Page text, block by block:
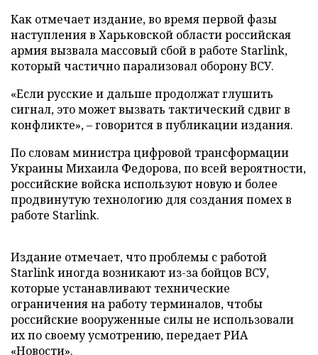
Как отмечает издание, во время первой фазы
наступления в Харьковской области российская
армия вызвала массовый сбой в работе Starlink,
который частично парализовал оборону ВСУ.
«Если русские и дальше продолжат глушить
сигнал, это может вызвать тактический сдвиг в
конфликте», – говорится в публикации издания.
По словам министра цифровой трансформации
Украины Михаила Федорова, по всей вероятности,
российские войска используют новую и более
продвинутую технологию для создания помех в
работе Starlink.
Издание отмечает, что проблемы с работой
Starlink иногда возникают из-за бойцов ВСУ,
которые устанавливают технические
ограничения на работу терминалов, чтобы
российские вооруженные силы не использовали
их по своему усмотрению, передает РИА
«Новости».